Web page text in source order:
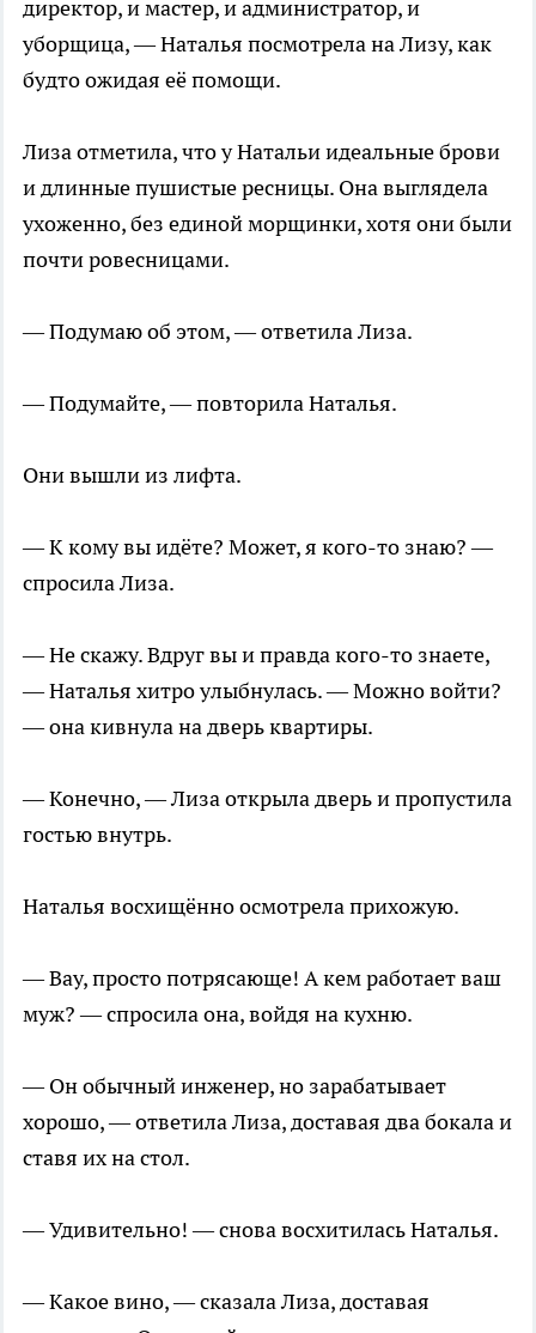
директор, и мастер, и администратор, и
уборщица, — Наталья посмотрела на Лизу, как
будто ожидая её помощи.
Лиза отметила, что у Натальи идеальные брови
и длинные пушистые ресницы. Она выглядела
ухоженно, без единой морщинки, хотя они были
почти ровесницами.
— Подумаю об этом, — ответила Лиза.
— Подумайте, — повторила Наталья.
Они вышли из лифта.
— К кому вы идёте? Может, я кого-то знаю? —
спросила Лиза.
— Не скажу. Вдруг вы и правда кого-то знаете,
— Наталья хитро улыбнулась. — Можно войти?
— она кивнула на дверь квартиры.
— Конечно, — Лиза открыла дверь и пропустила
гостью внутрь.
Наталья восхищённо осмотрела прихожую.
— Вау, просто потрясающе! А кем работает ваш
муж? — спросила она, войдя на кухню.
— Он обычный инженер, но зарабатывает
хорошо, — ответила Лиза, доставая два бокала и
ставя их на стол.
— Удивительно! — снова восхитилась Наталья.
— Какое вино, — сказала Лиза, доставая